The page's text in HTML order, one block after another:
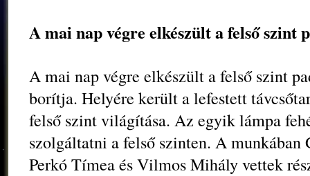
A mai nap végre elkészült a felső szint
A mai nap végre elkészült a felső szint
borítja. Helyére került a lefestett
felső szint világítása. Az egyik lámpa
szolgáltatni a felső szinten. A
Perkó Tímea és Vilmos Mihály vettek